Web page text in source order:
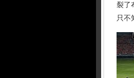
裂了
只不